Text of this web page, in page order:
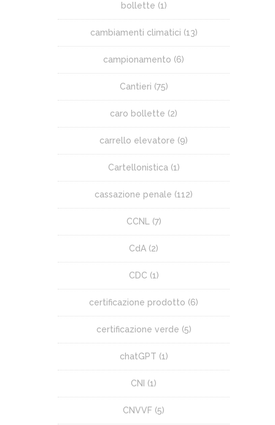
bollette (1)
cambiamenti climatici (13)
campionamento (6)
Cantieri (75)
caro bollette (2)
carrello elevatore (9)
Cartellonistica(1)
cassazione penale (112)
CCNL(7)
CdA (2)
CDC (1)
certificazione prodotto (6)
certificazione verde (5)
chatGPT (1)
CNI (1)
CNVVF (5)